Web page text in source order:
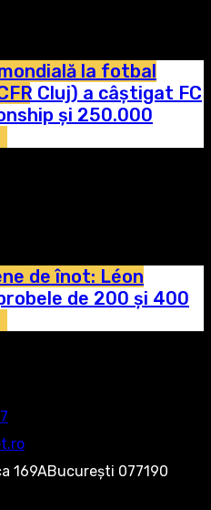
la fotbal
Cluj) a câștigat FC
și 250.000
de înot: Léon
de 200 şi 400
169ABucurești 077190